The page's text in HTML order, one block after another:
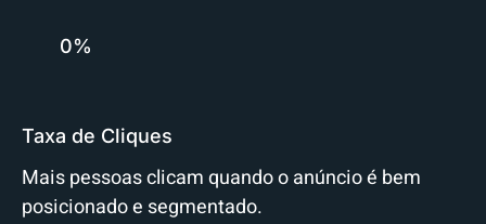
0%
Taxa de Cliques
Mais pessoas clicam quando o anúncio é bem
posicionado e segmentado.